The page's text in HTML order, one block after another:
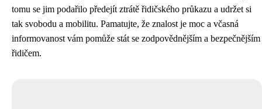
tomu se jim podařilo předejít ztrátě řidičského průkazu a udržet si
tak svobodu a mobilitu. Pamatujte, že znalost je moc a včasná
informovanost vám pomůže stát se zodpovědnějším a bezpečnějším
řidičem.